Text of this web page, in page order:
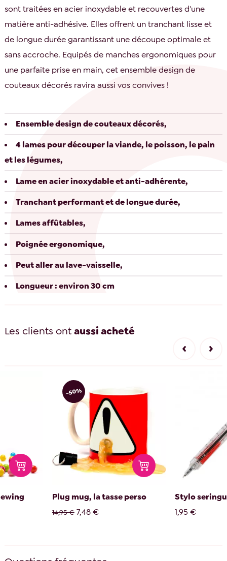
sont traitées en acier inoxydable et recouvertes d'une
matière anti-adhésive. Elles offrent un tranchant lisse et
de longue durée garantissant une découpe optimale et
sans accroche. Equipés de manches ergonomiques pour
une parfaite prise en main, cet ensemble design de
couteaux décorés ravira aussi vos convives !
Ensemble design de couteaux décorés,
4 lames pour découper la viande, le poisson, le pain
et les légumes,
Lame en acier inoxydable et anti-adhérente,
Tranchant performant et de longue durée,
Lames affûtables,
Poignée ergonomique,
Peut aller au lave-vaisselle,
Longueur : environ 30 cm
Les clients ontaussi acheté
-50%
Plug mug, la tasse perso
14,95 € 7,48 €
Stylo
1,95 €